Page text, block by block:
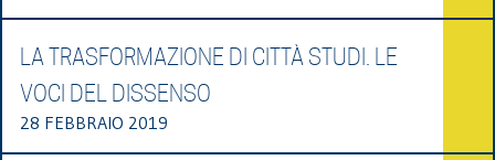
LA TRASFORMAZIONE DI CITTÀ STUDI. LE
VOCI DEL DISSENSO
28 FEBBRAIO 2019